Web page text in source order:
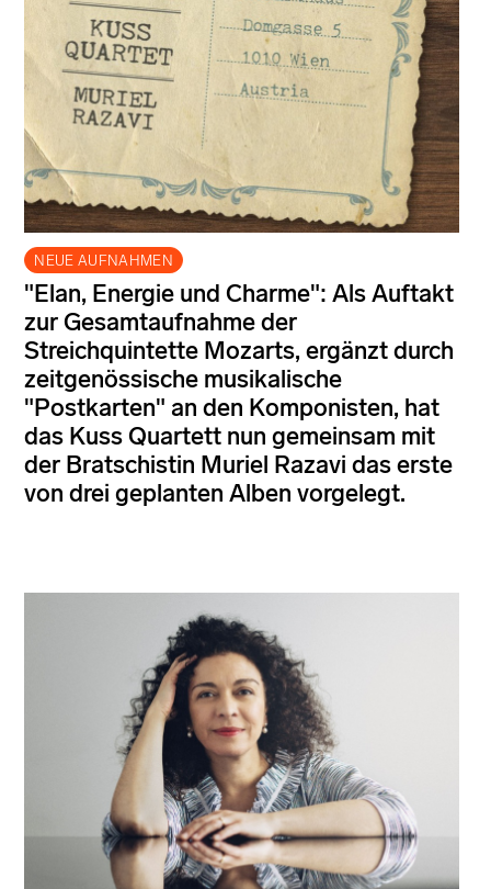
NEUE AUFNAHMEN
"Elan, Energie und Charme": Als Auftakt
zur Gesamtaufnahme der
Streichquintette Mozarts, ergänzt durch
zeitgenössische musikalische
"Postkarten" an den Komponisten, hat
das Kuss Quartett nun gemeinsam mit
der Bratschistin Muriel Razavi das erste
von drei geplanten Alben vorgelegt.